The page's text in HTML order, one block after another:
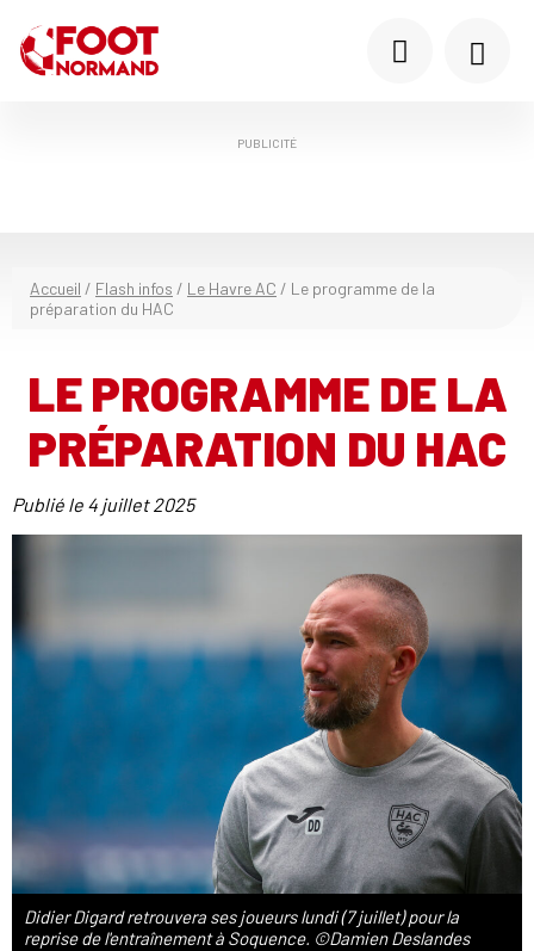
PUBLICITÉ
Accueil / Flash infos / Le Havre AC / Le programme de la
préparation du HAC
LE PROGRAMME DE LA
PRÉPARATION DU HAC
Publié le 4 juillet 2025
Didier Digard retrouvera ses joueurs lundi (7 juillet) pour la
reprise de l'entraînement à Soquence. ©Damien Deslandes